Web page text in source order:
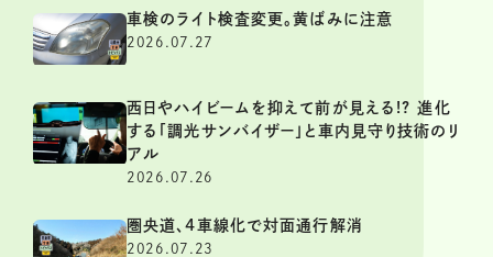
車検のライト検査変更。黄ばみに注意
2026.07.27
西日やハイビームを抑えて前が見える!? 進化
する「調光サンバイザー」と車内見守り技術のリ
アル
2026.07.26
圏央道、4車線化で対面通行解消
2026.07.23